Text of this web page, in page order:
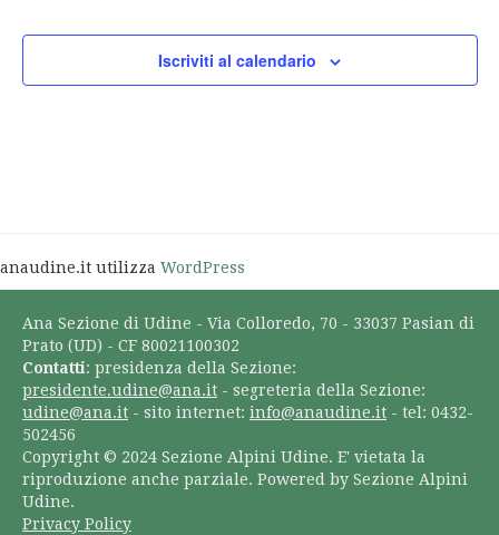
Iscriviti al calendario
anaudine.it utilizza WordPress
Ana Sezione di Udine - Via Colloredo, 70 - 33037 Pasian di
Prato (UD) - CF 80021100302
Contatti: presidenza della Sezione:
presidente.udine@ana.it - segreteria della Sezione:
udine@ana.it - sito internet: info@anaudine.it - tel: 0432-
502456
Copyright © 2024 Sezione Alpini Udine. E' vietata la
riproduzione anche parziale. Powered by Sezione Alpini
Udine.
Privacy Policy